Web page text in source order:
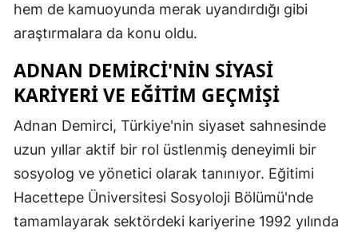
hem de kamuoyunda merak uyandırdığı gibi
araştırmalara da konu oldu.
ADNAN DEMIRCI'NIN SIYASI
KARIYERI VE EĞITIM GEÇMIŞI
Adnan Demirci, Türkiye'nin siyaset sahnesinde
uzun yıllar aktif bir rol üstlenmiş deneyimli bir
sosyolog ve yönetici olarak tanınıyor. Eğitimi
Hacettepe Üniversitesi Sosyoloji Bölümü'nde
tamamlayarak sektördeki kariyerine 1992 yılında